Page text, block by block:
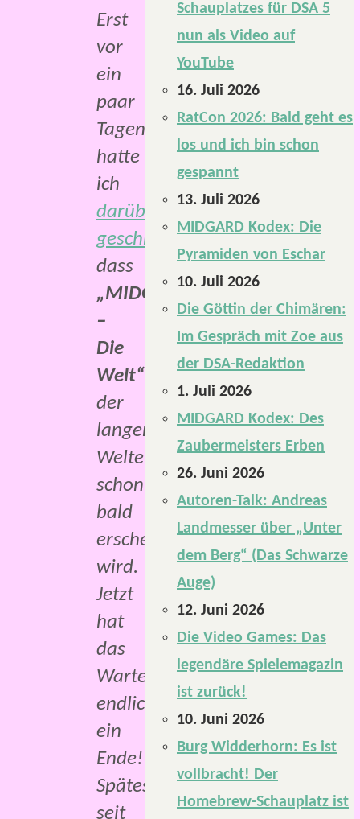
Erst
vor
ein
paar
Tagen
hatte
ich
darüber
geschrieben,
dass
„MIDGARD
–
Die
Welt“
der
langersehnte
Weltenband,
schon
bald
erscheinen
wird.
Jetzt
hat
das
Warten
endlich
ein
Ende!
Spätestens
seit
Schauplatzes für DSA 5
nun als Video auf
YouTube
16. Juli 2026
RatCon 2026: Bald geht es
los und ich bin schon
gespannt
13. Juli 2026
MIDGARD Kodex: Die
Pyramiden von Eschar
10. Juli 2026
Die Göttin der Chimären:
Im Gespräch mit Zoe aus
der DSA-Redaktion
1. Juli 2026
MIDGARD Kodex: Des
Zaubermeisters Erben
26. Juni 2026
Autoren-Talk: Andreas
Landmesser über „Unter
dem Berg“ (Das Schwarze
Auge)
12. Juni 2026
Die Video Games: Das
legendäre Spielemagazin
ist zurück!
10. Juni 2026
Burg Widderhorn: Es ist
vollbracht! Der
Homebrew-Schauplatz ist